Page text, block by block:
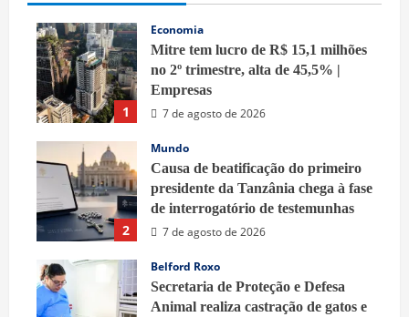
1
Economia
Mitre tem lucro de R$ 15,1 milhões
no 2º trimestre, alta de 45,5% |
Empresas
7 de agosto de 2026
2
Mundo
Causa de beatificação do primeiro
presidente da Tanzânia chega à fase
de interrogatório de testemunhas
7 de agosto de 2026
Belford Roxo
Secretaria de Proteção e Defesa
Animal realiza castração de gatos e